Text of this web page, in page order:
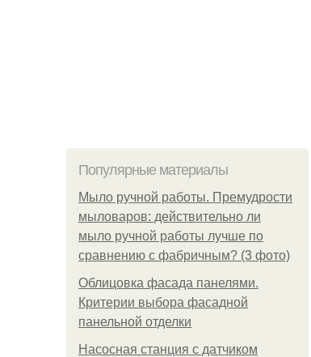
Популярные материалы
Мыло ручной работы. Премудрости
мыловаров: действительно ли
мыло ручной работы лучше по
сравнению с фабричным? (3 фото)
Облицовка фасада панелями.
Критерии выбора фасадной
панельной отделки
Насосная станция с датчиком